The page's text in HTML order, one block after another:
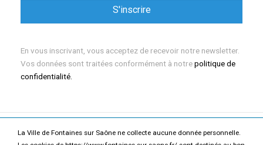
La Ville de Fontaines sur Saône ne collecte aucune donnée personnelle.
En vous inscrivant, vous acceptez de recevoir notre newsletter.
Vos données sont traitées conformément à notrepolitique de
confidentialité.
Mentions légales Politique de confidentialité